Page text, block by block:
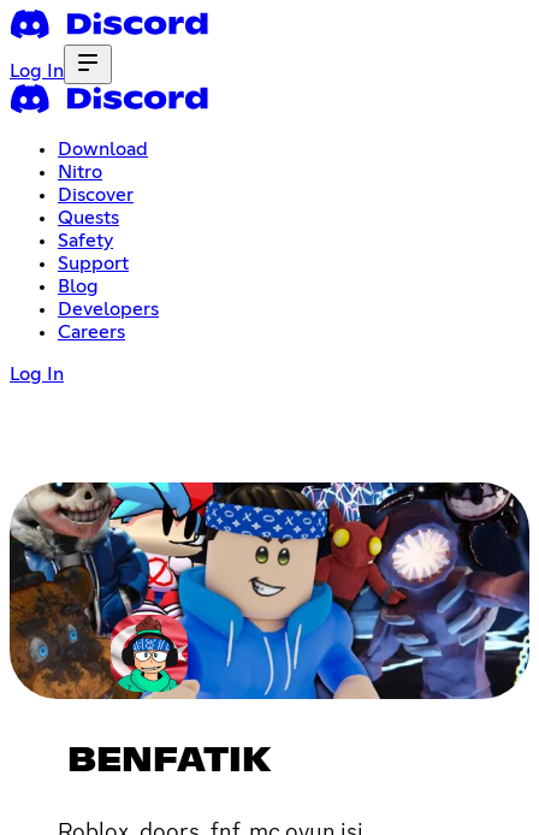
Log In
Download
Nitro
Discover
Quests
Safety
Support
Blog
Developers
Careers
Log In
BENFATIK